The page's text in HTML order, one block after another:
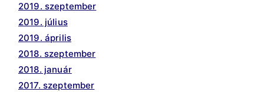
2019. szeptember
2019. július
2019. április
2018. szeptember
2018. január
2017. szeptember